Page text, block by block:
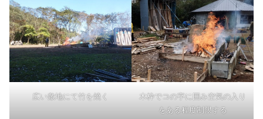
広い敷地にて竹を焼く
木枠でコの字に囲み空気の入り
をある程度制限する